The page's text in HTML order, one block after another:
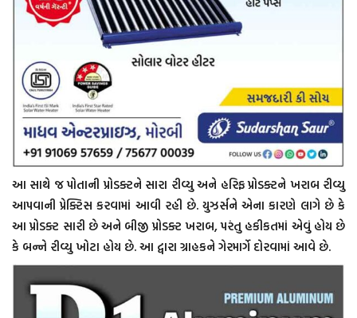
આ સાથે જ પોતાની પ્રોડક્ટને સારા રીવ્યુ અને હરિફ પ્રોડક્ટને ખરાબ રીવ્યુ
આપવાની પ્રેક્ટિસ કરવામાં આવી રહી છે. યુઝર્સને એના કારણે લાગે છે કે
આ પ્રોડક્ટ સારી છે અને બીજી પ્રોડક્ટ ખરાબ, પરંતુ હકીકતમાં એવું હોય છે
કે બન્ને રીવ્યુ ખોટા હોય છે. આ દ્વારા ગ્રાહકને ગેરમાર્ગે દોરવામાં આવે છે.